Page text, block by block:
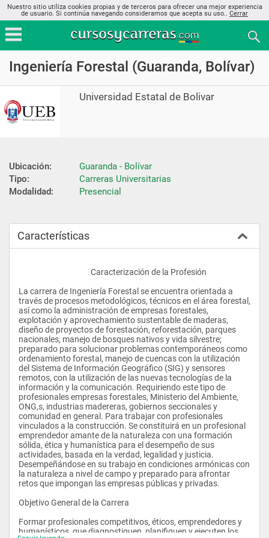
Nuestro sitio utiliza cookies propias y de terceros para ofrecer una mejor experiencia
de usuario. Si continúa navegando consideramos que acepta su uso.. Cerrar
Ingeniería Forestal (Guaranda, Bolívar)
Universidad Estatal de Bolivar
Ubicación:
Guaranda - Bolívar
Tipo:
Carreras Universitarias
Modalidad:
Presencial
Características
					Caracterización de la Profesión
La carrera de Ingeniería Forestal se encuentra orientada a
través de procesos metodológicos, técnicos en el área forestal,
así como la administración de empresas forestales,
explotación y aprovechamiento sustentable de maderas,
diseño de proyectos de forestación, reforestación, parques
nacionales, manejo de bosques nativos y vida silvestre;
preparado para solucionar problemas contemporáneos como
ordenamiento forestal, manejo de cuencas con la utilización
del Sistema de Información Geográfico (SIG) y sensores
remotos, con la utilización de las nuevas tecnologías de la
información y la comunicación. Requiriendo este tipo de
profesionales empresas forestales, Ministerio del Ambiente,
ONG,s, industrias madereras, gobiernos seccionales y
comunidad en general. Para trabajar con profesionales
vinculados a la construcción. Se constituirá en un profesional
emprendedor amante de la naturaleza con una formación
sólida, ética y humanística para el desempeño de sus
actividades, basada en la verdad, legalidad y justicia.
Desempeñándose en su trabajo en condiciones armónicas con
la naturaleza a nivel de campo y preparado para afrontar
retos que impongan las empresas públicas y privadas.
Objetivo General de la Carrera
Formar profesionales competitivos, éticos, emprendedores y
humanísticos, que diagnostiquen, planifiquen y ejecuten los